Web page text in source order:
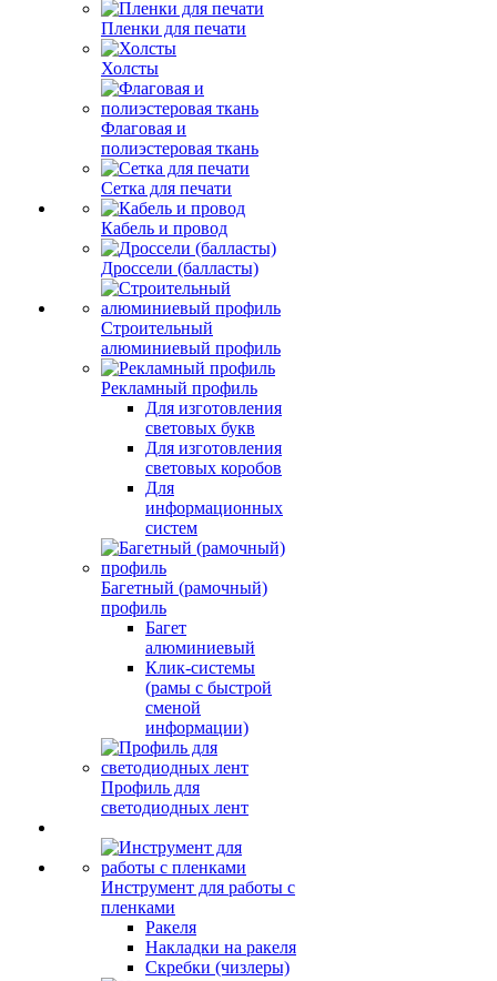
Пленки для печати
Холсты
Флаговая и
полиэстеровая ткань
Сетка для печати
Кабель и провод
Дроссели (балласты)
Строительный
алюминиевый профиль
Рекламный профиль
Для изготовления
световых букв
Для изготовления
световых коробов
Для
информационных
систем
Багетный (рамочный)
профиль
Багет
алюминиевый
Клик-системы
(рамы с быстрой
сменой
информации)
Профиль для
светодиодных лент
Инструмент для работы с
пленками
Ракеля
Накладки на ракеля
Скребки (чизлеры)